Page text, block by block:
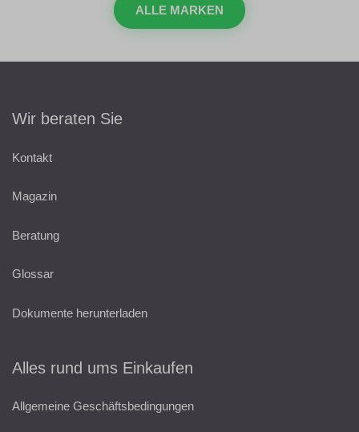
ALLE MARKEN
Wir beraten Sie
Kontakt
Magazin
Beratung
Glossar
Dokumente herunterladen
Alles rund ums Einkaufen
Allgemeine Geschäftsbedingungen